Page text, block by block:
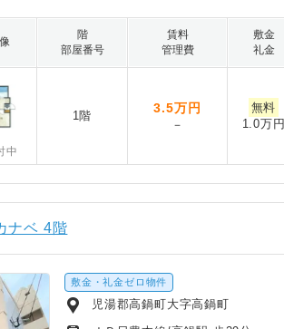
階
部屋番号
賃料
管理費
敷金
礼金
中
1階
3.5万円
－
無料
1.0万円
ナベ 4階
敷金・礼金ゼロ物件
児湯郡高鍋町大字高鍋町